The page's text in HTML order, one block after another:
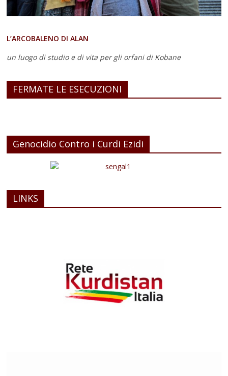
L’ARCOBALENO DI ALAN
un luogo di studio e di vita per gli orfani di Kobane
FERMATE LE ESECUZIONI
Genocidio Contro i Curdi Ezidi
LINKS